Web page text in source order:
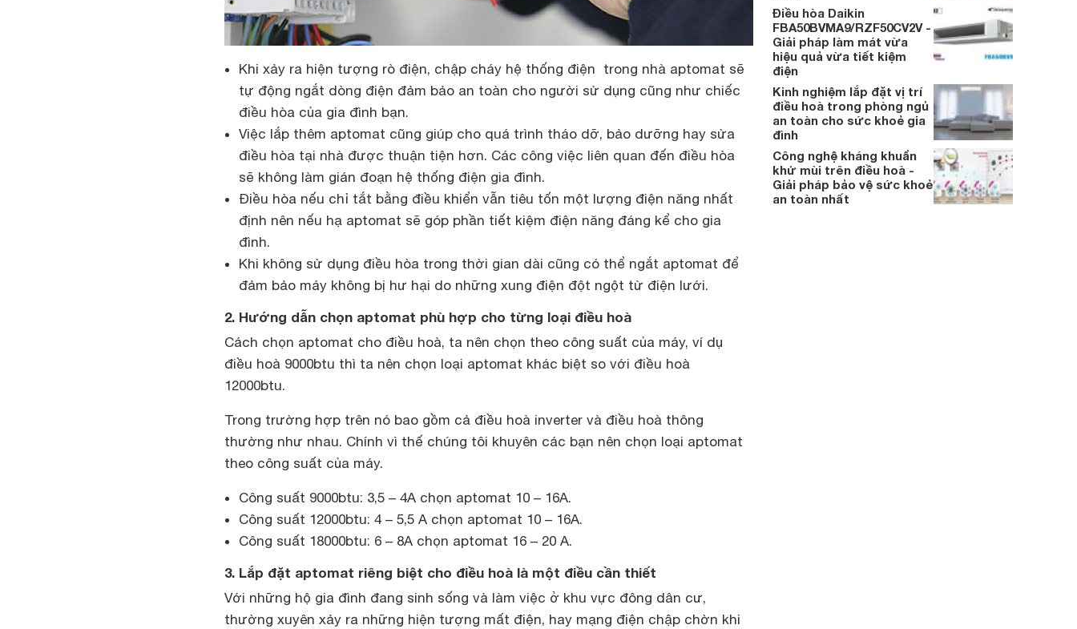
Khi xảy ra hiện tượng rò điện, chập cháy hệ thống điện trong nhà aptomat sẽ
tự động ngắt dòng điện đảm bảo an toàn cho người sử dụng cũng như chiếc
điều hòa của gia đình bạn.
Việc lắp thêm aptomat cũng giúp cho quá trình tháo dỡ, bảo dưỡng hay sửa
điều hòa tại nhà được thuận tiện hơn. Các công việc liên quan đến điều hòa
sẽ không làm gián đoạn hệ thống điện gia đình.
Điều hòa nếu chỉ tắt bằng điều khiển vẫn tiêu tốn một lượng điện năng nhất
định nên nếu hạ aptomat sẽ góp phần tiết kiệm điện năng đáng kể cho gia
đình.
Khi không sử dụng điều hòa trong thời gian dài cũng có thể ngắt aptomat để
đảm bảo máy không bị hư hại do những xung điện đột ngột từ điện lưới.
2. Hướng dẫn chọn aptomat phù hợp cho từng loại điều hoà
Cách chọn aptomat cho điều hoà, ta nên chọn theo công suất của máy, ví dụ
điều hoà 9000btu thì ta nên chọn loại aptomat khác biệt so với điều hoà
12000btu.
Trong trường hợp trên nó bao gồm cả điều hoà inverter và điều hoà thông
thường như nhau. Chính vì thế chúng tôi khuyên các bạn nên chọn loại aptomat
theo công suất của máy.
Công suất 9000btu: 3,5 – 4A chọn aptomat 10 – 16A.
Công suất 12000btu: 4 – 5,5 A chọn aptomat 10 – 16A.
Công suất 18000btu: 6 – 8A chọn aptomat 16 – 20 A.
3. Lắp đặt aptomat riêng biệt cho điều hoà là một điều cần thiết
Với những hộ gia đình đang sinh sống và làm việc ở khu vực đông dân cư,
thường xuyên xảy ra những hiện tượng mất điện, hay mạng điện chập chờn khi
Điều hòa Daikin
FBA50BVMA9/RZF50CV2V -
Giải pháp làm mát vừa
hiệu quả vừa tiết kiệm
điện
Kinh nghiệm lắp đặt vị trí
điều hoà trong phòng ngủ
an toàn cho sức khoẻ gia
đình
Công nghệ kháng khuẩn
khử mùi trên điều hoà -
Giải pháp bảo vệ sức khoẻ
an toàn nhất